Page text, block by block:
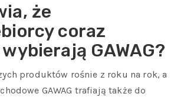
że
coraz
GAWAG?
produktów rośnie z roku na rok, a
GAWAG trafiają także do